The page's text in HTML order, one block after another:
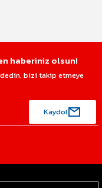
haberiniz olsun!
bizi takip etmeye
Kaydol